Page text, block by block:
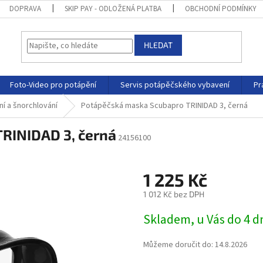
DOPRAVA SKIP PAY - ODLOŽENÁ PLATBA OBCHODNÍ PODMÍNKY
HLEDAT
Foto-Video pro potápění Servis potápěčského vybavení
a šnorchlování Potápěčská maska Scubapro TRINIDAD 3, černá
3, černá 24156100
1 225 Kč
1 012 Kč bez DPH
Skladem, u Vás do 4
Můžeme doručit do: 14.8.2026